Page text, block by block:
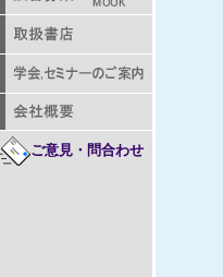
ご意見・問合わせ